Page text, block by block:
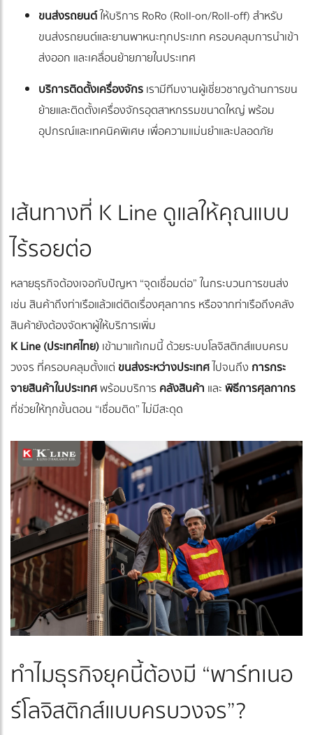
ขนส่งรถยนต์ให้บริการ RoRo (Roll-on/Roll-off) สำหรับ
ขนส่งรถยนต์และยานพาหนะทุกประเภท ครอบคลุมการนำเข้า
ส่งออก และเคลื่อนย้ายภายในประเทศ
บริการติดตั้งเครื่องจักรเรามีทีมงานผู้เชี่ยวชาญด้านการขน
ย้ายและติดตั้งเครื่องจักรอุตสาหกรรมขนาดใหญ่ พร้อม
อุปกรณ์และเทคนิคพิเศษ เพื่อความแม่นยำและปลอดภัย
เส้นทางที่ K Line ดูแลให้คุณแบบ
ไร้รอยต่อ
หลายธุรกิจต้องเจอกับปัญหา “จุดเชื่อมต่อ” ในกระบวนการขนส่ง
เช่น สินค้าถึงท่าเรือแล้วแต่ติดเรื่องศุลกากร หรือจากท่าเรือถึงคลัง
สินค้ายังต้องจัดหาผู้ให้บริการเพิ่ม
K Line (ประเทศไทย)เข้ามาแก้เกมนี้ ด้วยระบบโลจิสติกส์แบบครบ
วงจร ที่ครอบคลุมตั้งแต่ ขนส่งระหว่างประเทศไปจนถึง การกระ
จายสินค้าในประเทศพร้อมบริการ คลังสินค้า และพิธีการศุลกากร
ที่ช่วยให้ทุกขั้นตอน “เชื่อมติด” ไม่มีสะดุด
ทำไมธุรกิจยุคนี้ต้องมี “พาร์ทเนอ
ร์โลจิสติกส์แบบครบวงจร”?